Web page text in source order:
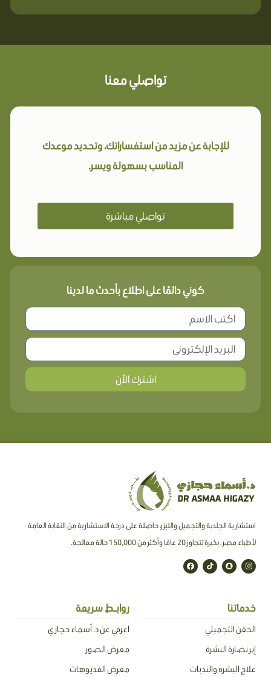
تواصلي معنا
للإجابة عن مزيد من استفساراتك، وتحديد موعدك
المناسب بسهولة ويسر.
تواصلي مباشرة
كوني دائمًا على اطلاع بأحدث ما لدينا
اشترك الأن
استشارية الجلدية والتجميل والليزر، حاصلة على درجة الاستشارية من النقابة العامة
لأطباء مصر ، بخبرة تتجاوز 20 عامًا وأكثر من 150,000 حالة معالجة.
I
n
s
a
S
n
a
a
t
T
i
k
F
a
c
خدماتنا
الحقن التجميلي
إبر نضارة البشرة
علاج البشرة والندبات
روابـط سريعة
اعرفي عن د. أسماء حجازي
معرض الصور
معرض الفديوهات